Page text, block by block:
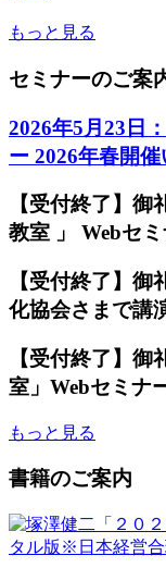
もっと見る
セミナーのご案
2026年5月23日
ー 2026年春開催
【受付終了】
教室 」 Webセ
【受付終了】
化協会さまで講
【受付終了】
室」Webセミナ
もっと見る
書籍のご案内